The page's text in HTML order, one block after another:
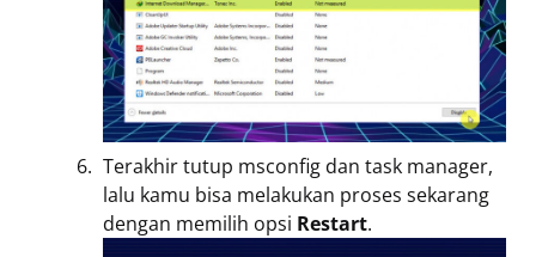
Terakhir tutup msconfig dan task manager,
lalu kamu bisa melakukan proses sekarang
dengan memilih opsi Restart.